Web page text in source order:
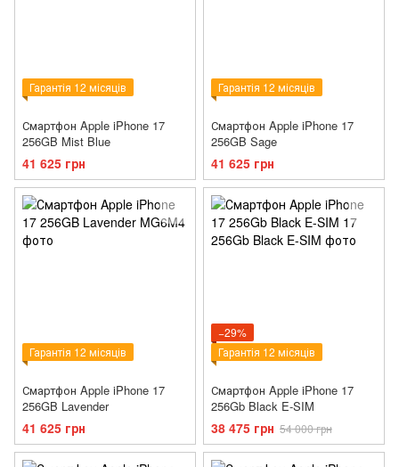
Гарантія 12 місяців
Смартфон Apple iPhone 17
256GB Mist Blue
41 625 грн
Гарантія 12 місяців
Смартфон Apple iPhone 17
256GB Sage
41 625 грн
Гарантія 12 місяців
Смартфон Apple iPhone 17
256GB Lavender
41 625 грн
−29%
Гарантія 12 місяців
Смартфон Apple iPhone 17
256Gb Black E-SIM
38 475 грн 54 000 грн